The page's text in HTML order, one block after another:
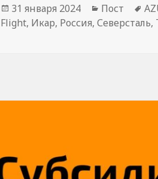
Опубликовано
31 января 2024 Рубрики
Пост
Flight, Икар, Россия,Северсталь,